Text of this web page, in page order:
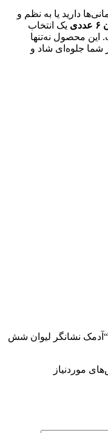
دارید یا به نظم و
یک انتخاب
این محصول نه‌تنها
شما جلوه‌ای شاد و
نشانگر لیوان شش
موردنیاز